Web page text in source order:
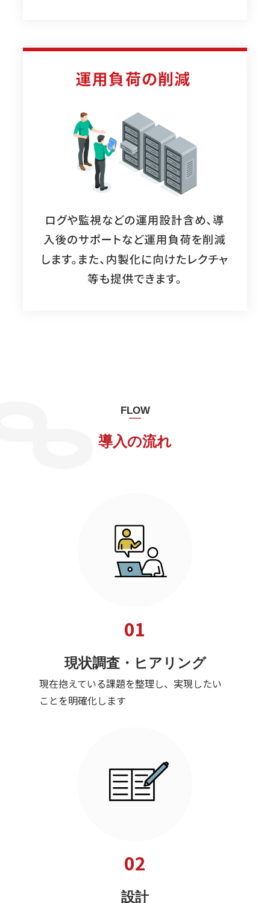
FLOW
導入の流れ
01
現状調査・ヒアリング
現在抱えている課題を整理し、実現したい
ことを明確化します
02
設計